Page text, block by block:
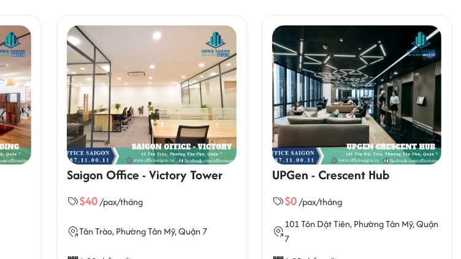
Saigon Office - Victory Tower
$40/pax/tháng
Tân Trào,Phường Tân Mỹ, Quận 7
UPGen - Crescent Hub
$0/pax/tháng
101 Tôn Dật Tiên,Phường Tân Mỹ, Quận
7